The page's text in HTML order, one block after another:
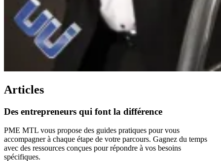
Articles
Des entrepreneurs qui font la différence
PME MTL vous propose des guides pratiques pour vous
accompagner à chaque étape de votre parcours. Gagnez du temps
avec des ressources conçues pour répondre à vos besoins
spécifiques.